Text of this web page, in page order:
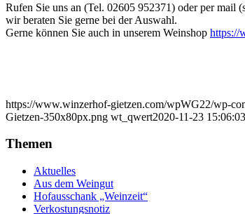
Rufen Sie uns an (Tel. 02605 952371) oder per mail
wir beraten Sie gerne bei der Auswahl.
Gerne können Sie auch in unserem Weinshop https://
https://www.winzerhof-gietzen.com/wpWG22/wp-
Gietzen-350x80px.png wt_qwert2020-11-23 15:06:03
Themen
Aktuelles
Aus dem Weingut
Hofausschank „Weinzeit“
Verkostungsnotiz